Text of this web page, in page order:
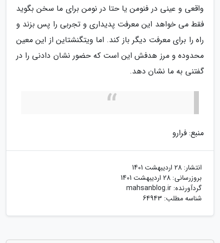
واقعی و عینی در فنومن یا حتا در نومن برای ما سخن بگوید
فقط می خواهد این معرفت پدیداری و تجربی را پس بزند و
راه را برای معرفت دیگر باز کند. اما ویتگنشتاین از این معین
محدوده و مرز هدفش این است که حضور نشان دادنی را در
گفتنی به ما نشان دهد.
منبع: فرارو
انتشار: 28 اردیبهشت 1401
بروزرسانی: 28 اردیبهشت 1401
گردآورنده: mahsanblog.ir
شناسه مطلب: 64943